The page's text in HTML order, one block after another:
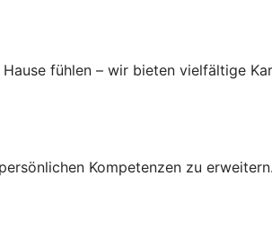
fühlen – wir bieten vielfältige
Kompetenzen zu